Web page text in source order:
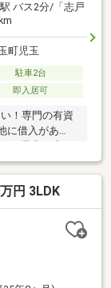
バス2分/「志戸
町児玉
駐車2台
即入居可
！専門の有資
に借入があ
で市場の全て
電話で市場の全
イン内見、IT
能！地域の多
と連携し専門
4822】熊谷
円 3LDK